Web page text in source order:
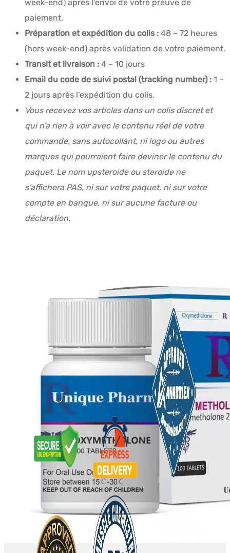
week-end) après l’envoi de votre preuve de
paiement.
Préparation et expédition du colis : 48 – 72 heures
(hors week-end) après validation de votre paiement.
Transit et livraison : 4 – 10 jours
Email du code de suivi postal (tracking number) : 1 –
2 jours après l’expédition du colis.
Vous recevez vos articles dans un colis discret et
qui n’a rien à voir avec le contenu réel de votre
commande, sans autocollant, ni logo ou autres
marques qui pourraient faire deviner le contenu du
paquet. Le nom upsteroide ou steroide ne
s’affichera PAS, ni sur votre paquet, ni sur votre
compte en banque, ni sur aucune facture ou
déclaration.